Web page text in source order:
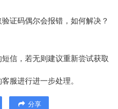
证码偶尔会报错，如何解决？
信，若无则建议重新尝试获取
服进行进一步处理。
分享